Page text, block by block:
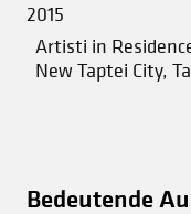
2015
Artisti in
New Taptei City,
Bedeutende